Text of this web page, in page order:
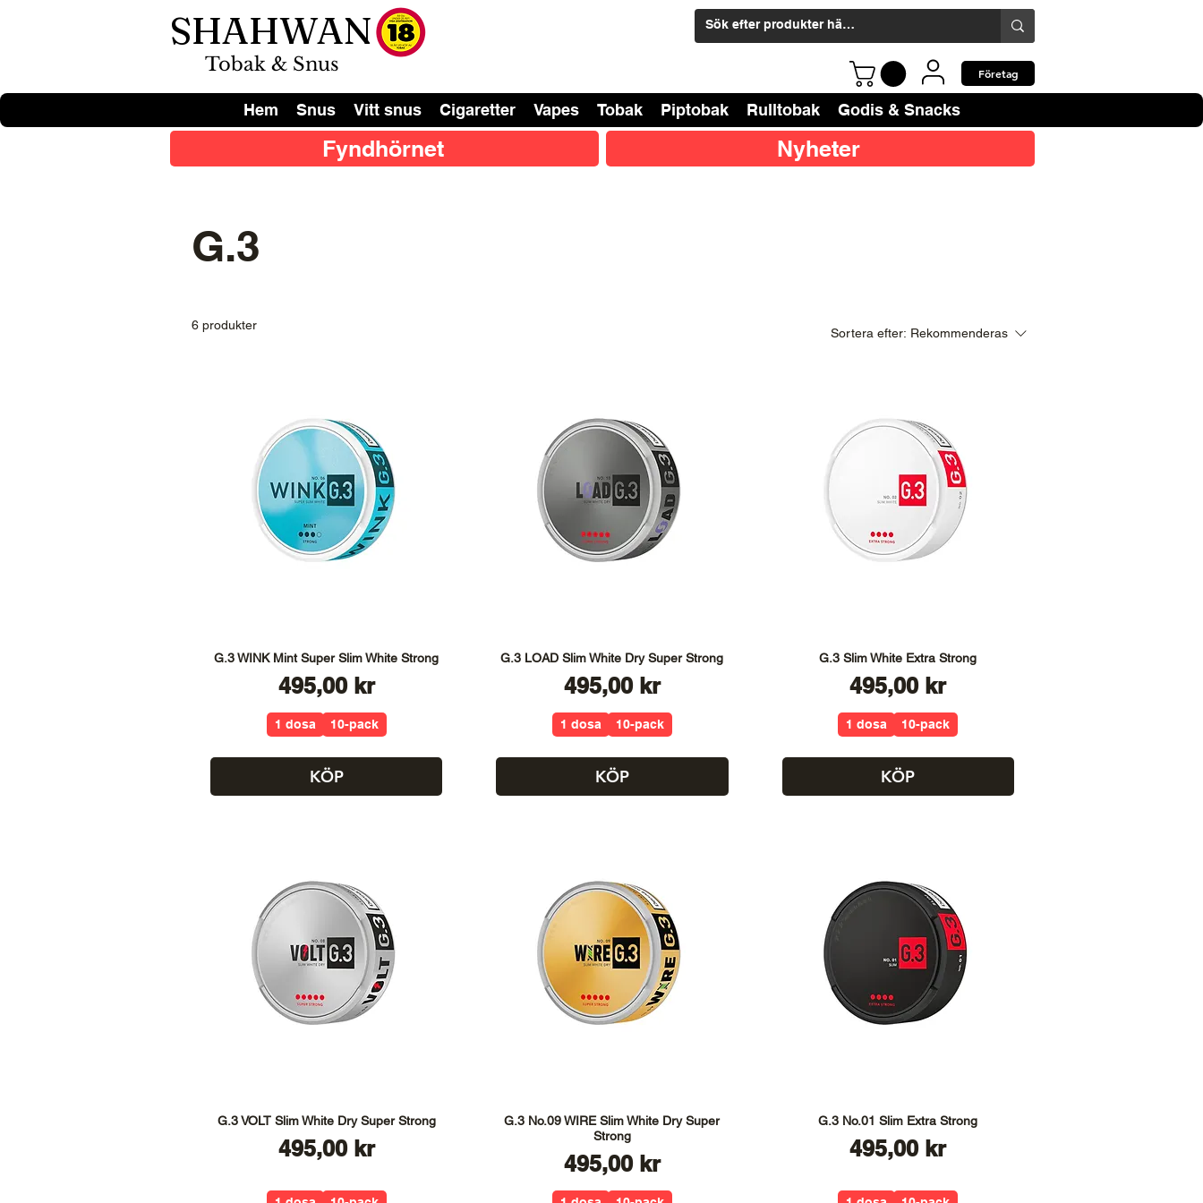
SHAHWAN
Tobak & Snus Företag
Hem Snus Vitt snus Cigaretter Vapes Tobak Piptobak Rulltobak Godis & Snacks
Fyndhörnet Nyheter
G.3
6 produkter
Sortera efter: Rekommenderas
G.3 WINK Mint Super Slim White Strong
Pris
495,00 kr
1 dosa 10-pack
KÖP
G.3 LOAD Slim White Dry Super Strong
Pris
495,00 kr
1 dosa 10-pack
KÖP
G.3 Slim White Extra Strong
Pris
495,00 kr
1 dosa 10-pack
KÖP
G.3 VOLT Slim White Dry Super Strong
Pris
495,00 kr
G.3 No.09 WIRE Slim White Dry Super
Strong
Pris
495,00 kr
G.3 No.01 Slim Extra Strong
Pris
495,00 kr